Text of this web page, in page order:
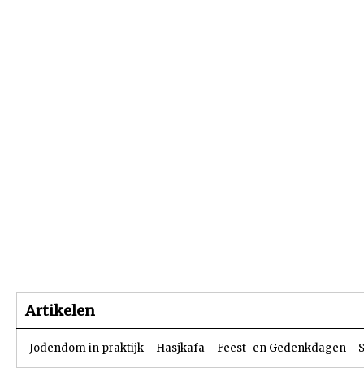
Artikelen
Jodendom in praktijk Hasjkafa Feest- en Gedenkdagen